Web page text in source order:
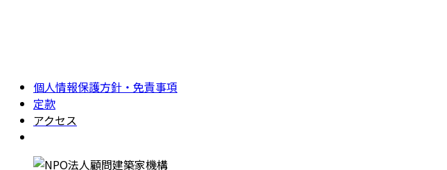
個人情報保護方針・免責事項
定款
アクセス